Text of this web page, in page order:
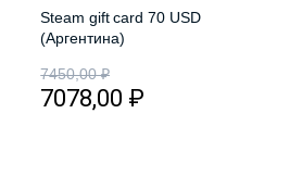
Steam gift card 70 USD
(Аргентина)
7450,00₽
7078,00 ₽